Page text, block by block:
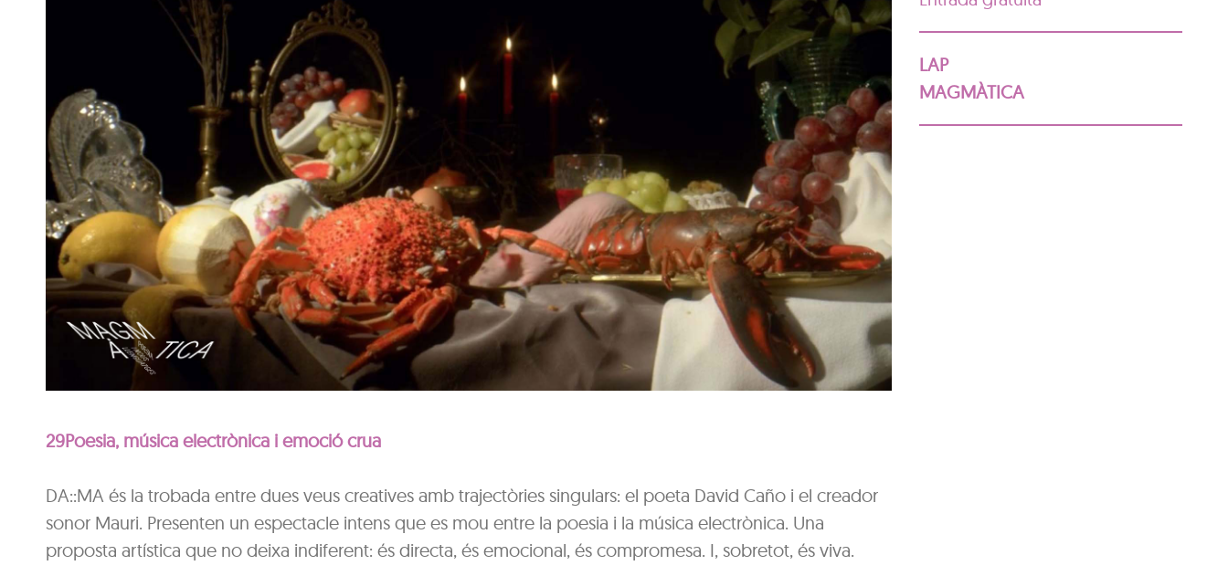
29Poesia, música electrònica i emoció crua
DA::MA és la trobada entre dues veus creatives amb trajectòries singulars: el poeta David Caño i el creador
sonor Mauri. Presenten un espectacle intens que es mou entre la poesia i la música electrònica. Una
proposta artística que no deixa indiferent: és directa, és emocional, és compromesa. I, sobretot, és viva.
LAP
MAGMÀTICA